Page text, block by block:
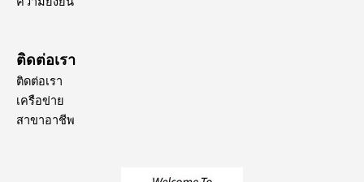
ติดต่อเรา
ติดต่อเรา
เครือข่าย
สาขาอาชีพ